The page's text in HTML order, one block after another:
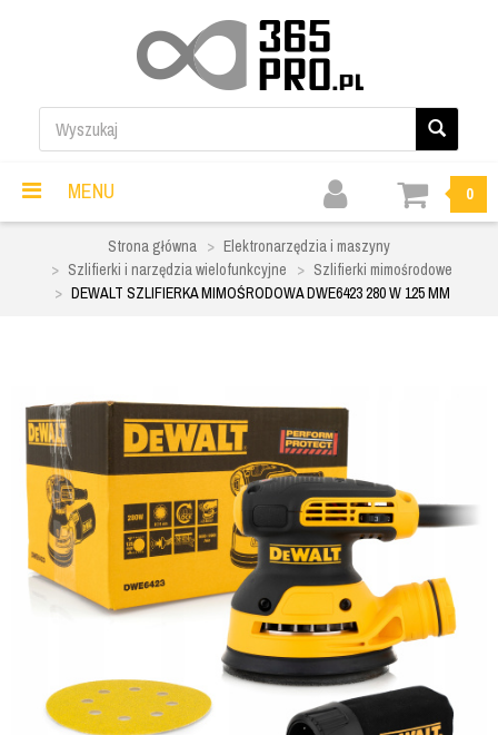
MENU 0
Strona główna
Elektronarzędzia i maszyny
Szlifierki i narzędzia wielofunkcyjne
Szlifierki mimośrodowe
DEWALT SZLIFIERKA MIMOŚRODOWA DWE6423 280 W 125 MM